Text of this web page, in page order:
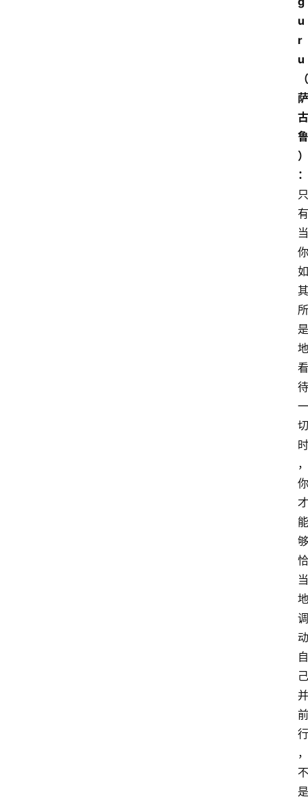
u
r
u
（
萨
古
鲁
）
：
只
有
当
你
如
其
所
是
地
看
待
一
切
时
，
你
才
能
够
恰
当
地
调
动
自
己
并
前
行
，
不
是